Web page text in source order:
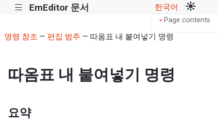
||| EmEditor 문서 한국어
명령 참조 — 편집 범주 — 따옴표 내 붙여넣기 명령
따옴표 내 붙여넣기 명령
요약
< Page contents